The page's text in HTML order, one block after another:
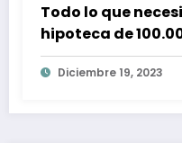
Todo lo que
hipoteca de
Diciembre 19, 2023